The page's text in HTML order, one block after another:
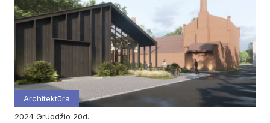
Architektūra
2024
gruodžio 20d.